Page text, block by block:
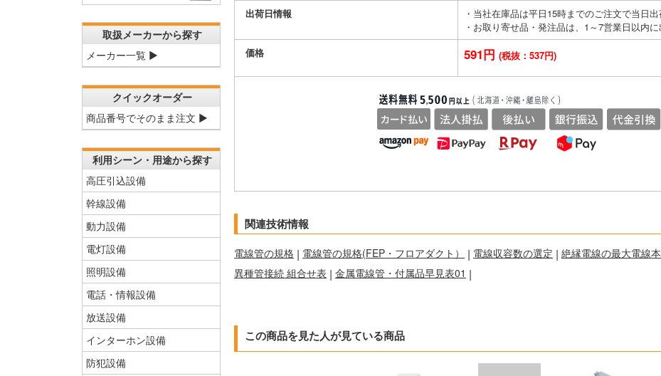
出荷日情報
・当社在庫品は平日15時までのご注文で当日
・お取り寄せ品・発注品は、1～7営業日以内
価格
591円 (税抜：537円)
関連技術情報
電線管の規格 | 電線管の規格(FEP・フロアダクト） | 電線収容数の選定 | 絶縁電線の最大電線
異種管接続 組合せ表 | 金属電線管・付属品早見表01 |
この商品を見た人が見ている商品
取扱メーカーから探す
メーカー一覧 ▶
クイックオーダー
商品番号でそのまま注文 ▶
利用シーン・用途から探す
高圧引込設備
幹線設備
動力設備
電灯設備
照明設備
電話・情報設備
放送設備
インターホン設備
防犯設備